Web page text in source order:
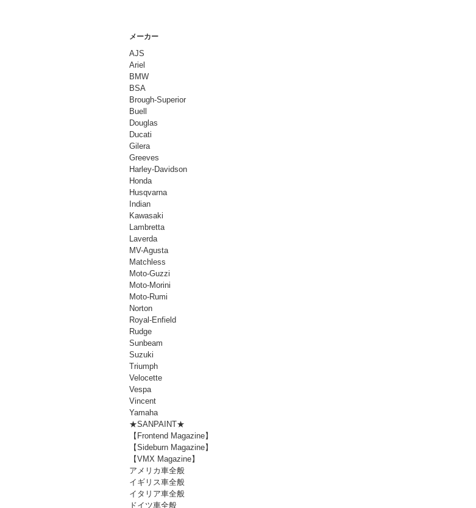
メーカー
AJS
Ariel
BMW
BSA
Brough-Superior
Buell
Douglas
Ducati
Gilera
Greeves
Harley-Davidson
Honda
Husqvarna
Indian
Kawasaki
Lambretta
Laverda
MV-Agusta
Matchless
Moto-Guzzi
Moto-Morini
Moto-Rumi
Norton
Royal-Enfield
Rudge
Sunbeam
Suzuki
Triumph
Velocette
Vespa
Vincent
Yamaha
★SANPAINT★
【Frontend Magazine】
【Sideburn Magazine】
【VMX Magazine】
アメリカ車全般
イギリス車全般
イタリア車全般
ドイツ車全般